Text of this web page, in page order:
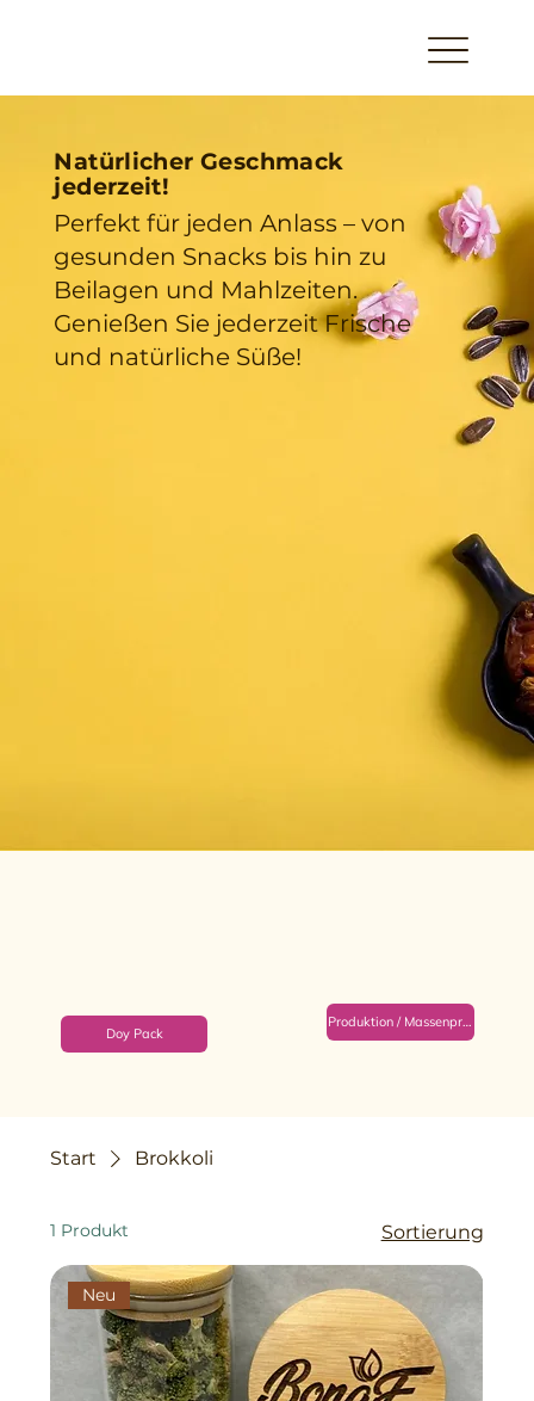
Natürlicher Geschmack
jederzeit!
Perfekt für jeden Anlass – von
gesunden Snacks bis hin zu
Beilagen und Mahlzeiten.
Genießen Sie jederzeit Frische
und natürliche Süße!
Doy Pack
Start Brokkoli
1 Produkt Sortierung
Neu